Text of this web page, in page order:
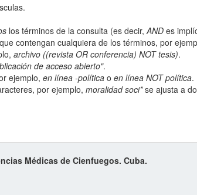
los términos de la consulta (es decir, AND es
contengan cualquiera de los términos, por
archivo ((revista OR conferencia) NOT tesis).
de acceso abierto".
ejemplo, en línea -política o en línea NOT política.
por ejemplo, moralidad soci*se ajusta a
Médicas de Cienfuegos. Cuba.